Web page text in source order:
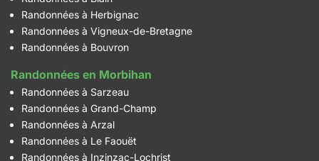
Randonnées à Herbignac
Randonnées à Vigneux-de-Bretagne
Randonnées à Bouvron
Randonnées en Morbihan
Randonnées à Sarzeau
Randonnées à Grand-Champ
Randonnées à Arzal
Randonnées à Le Faouët
Randonnées à Inzinzac-Lochrist